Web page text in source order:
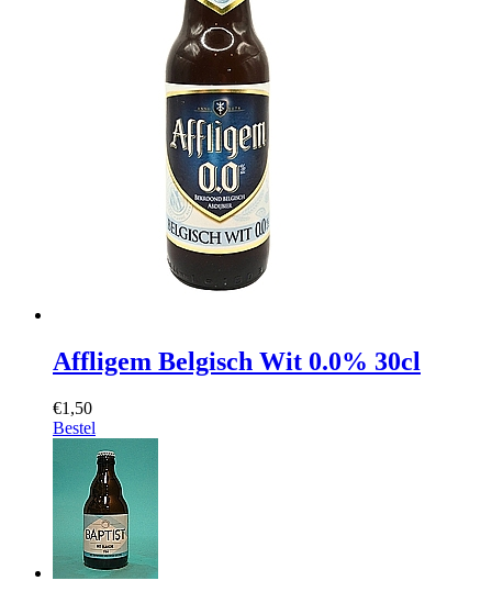
Affligem Belgisch Wit 0.0% 30cl
€1,50
Bestel